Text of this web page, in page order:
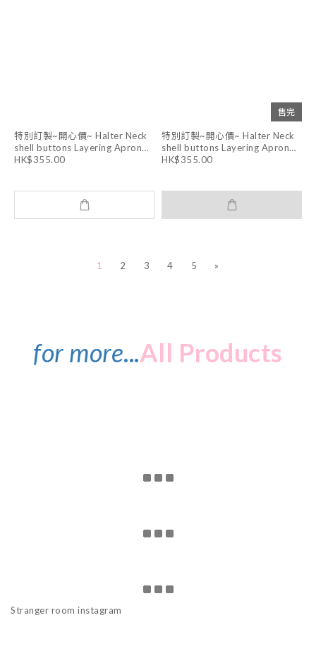
特別訂製~開心價~ Halter Neck
shell buttons Layering Apron
Dress (WHITE )
HK$355.00
售完
特別訂製~開心價~ Halter Neck
shell buttons Layering Apron
Dress (DARK GREY)
HK$355.00
1 2 3 4 5 »
for more...All Products
Stranger room instagram